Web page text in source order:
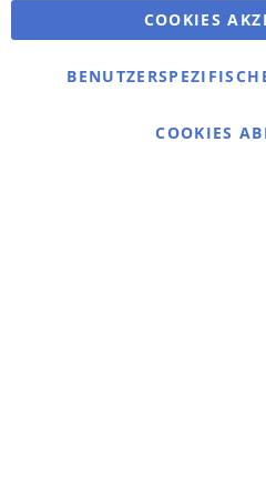
Bestellungen und
Kontaktieren Sie uns
Cookie Einstellungen
COOKIES
COOKIES